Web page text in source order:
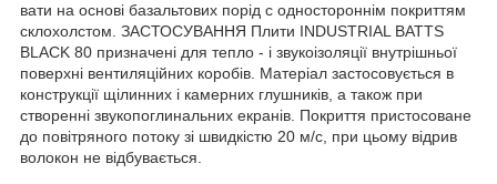
вати на основі базальтових порід c одностороннім покриттям
склохолстом. ЗАСТОСУВАННЯ Плити INDUSTRIAL BATTS
BLACK 80 призначені для тепло - і звукоізоляції внутрішньої
поверхні вентиляційних коробів. Матеріал застосовується в
конструкції щілинних і камерних глушників, а також при
створенні звукопоглинальних екранів. Покриття пристосоване
до повітряного потоку зі швидкістю 20 м/с, при цьому відрив
волокон не відбувається.